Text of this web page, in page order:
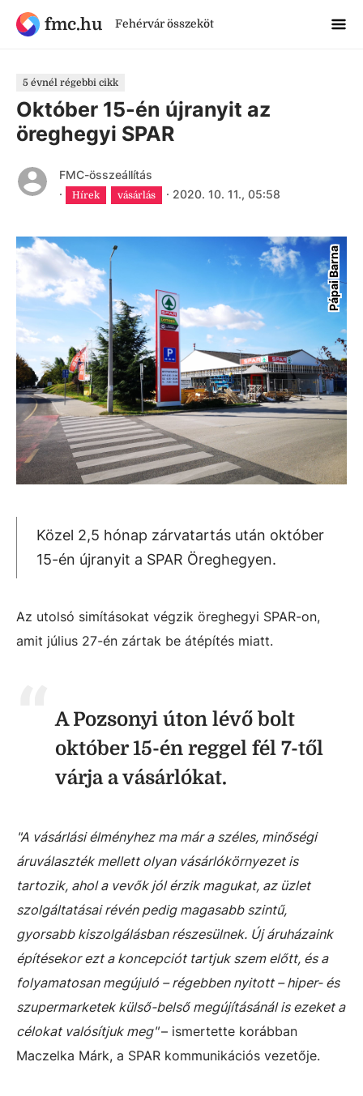
fmc.hu Fehérvár összeköt
5 évnél régebbi cikk
Október 15-én újranyit az
öreghegyi SPAR
FMC-összeállítás
·
Hírek vásárlás · 2020. 10. 11., 05:58
Pápai Barna
Közel 2,5 hónap zárvatartás után október
15-én újranyit a SPAR Öreghegyen.
Az utolsó simításokat végzik öreghegyi SPAR-on,
amit július 27-én zártak be átépítés miatt.
A Pozsonyi úton lévő bolt
október 15-én reggel fél 7-től
várja a vásárlókat.
"A vásárlási élményhez ma már a széles, minőségi
áruválaszték mellett olyan vásárlókörnyezet is
tartozik, ahol a vevők jól érzik magukat, az üzlet
szolgáltatásai révén pedig magasabb szintű,
gyorsabb kiszolgálásban részesülnek. Új áruházaink
építésekor ezt a koncepciót tartjuk szem előtt, és a
folyamatosan megújuló – régebben nyitott – hiper- és
szupermarketek külső-belső megújításánál is ezeket a
célokat valósítjuk meg"– ismertette korábban
Maczelka Márk, a SPAR kommunikációs vezetője.